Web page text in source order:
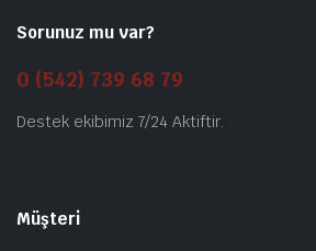
Sorunuz mu var?
0 (542) 739 68 79
Destek ekibimiz 7/24 Aktiftir.
Müşteri